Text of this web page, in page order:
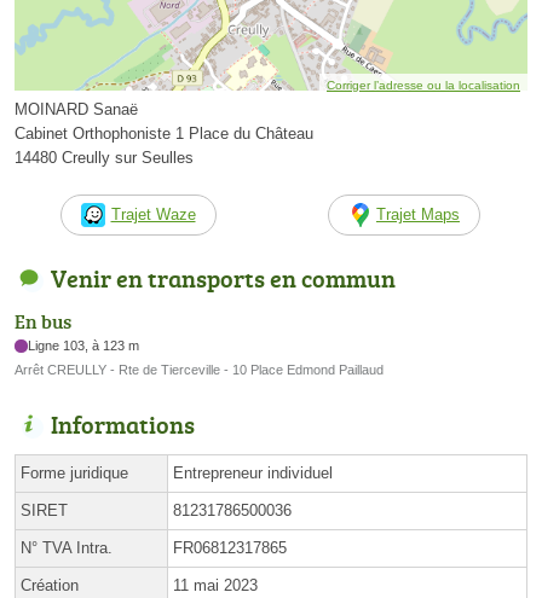
Corriger l’adresse ou la localisation
MOINARD Sanaë
Cabinet Orthophoniste 1 Place du Château
14480 Creully sur Seulles
Trajet Waze Trajet Maps
Venir en transports en commun
En bus
Ligne 103, à 123 m
Arrêt CREULLY - Rte de Tierceville - 10 Place Edmond Paillaud
Informations
Forme juridique Entrepreneur individuel
SIRET 81231786500036
N° TVA Intra. FR06812317865
Création 11 mai 2023